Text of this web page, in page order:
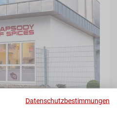
aus dem RAPS Sortiment
Datenschutzbestimmungen